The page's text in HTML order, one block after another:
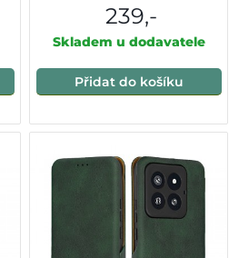
239,-
Skladem u dodavatele
Přidat do košíku